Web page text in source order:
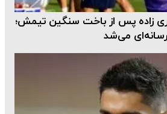
زاده پس از باخت سنگین تیمش؛
می‌شد